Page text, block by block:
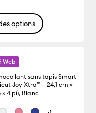
options
Web
sans tapis Smart
Joy Xtra™ – 24,1 cm ×
× 4 pi), Blanc